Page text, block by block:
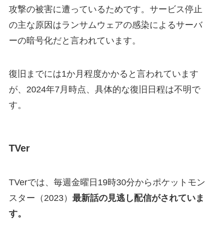
攻撃の被害に遭っているためです。サービス停止
の主な原因はランサムウェアの感染によるサーバ
ーの暗号化だと言われています。
復旧までには1か月程度かかると言われています
が、2024年7月時点、具体的な復旧日程は不明で
す。
TVer
TVerでは、毎週金曜日19時30分からポケットモン
スター（2023） 最新話の見逃し配信がされていま
す。